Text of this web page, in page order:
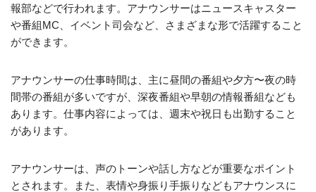
報部などで行われます。アナウンサーはニュースキャスター
や番組MC、イベント司会など、さまざまな形で活躍すること
ができます。
アナウンサーの仕事時間は、主に昼間の番組や夕方〜夜の時
間帯の番組が多いですが、深夜番組や早朝の情報番組なども
あります。仕事内容によっては、週末や祝日も出勤すること
があります。
アナウンサーは、声のトーンや話し方などが重要なポイント
とされます。また、表情や身振り手振りなどもアナウンスに